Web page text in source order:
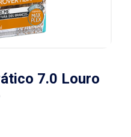
7.0 Louro